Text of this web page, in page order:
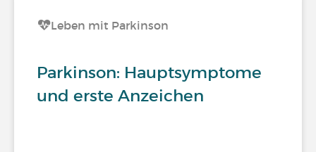
Leben mit Parkinson
Parkinson: Hauptsymptome
und erste Anzeichen